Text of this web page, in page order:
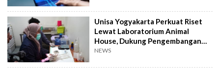
Unisa Yogyakarta Perkuat Riset
Lewat Laboratorium Animal
House, Dukung Pengembangan
Kandidat Obat
NEWS